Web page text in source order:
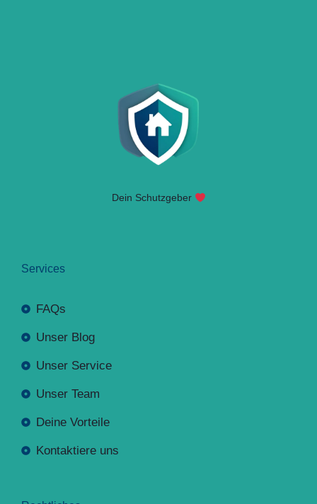
Dein Schutzgeber
Services
FAQs
Unser Blog
Unser Service
Unser Team
Deine Vorteile
Kontaktiere uns